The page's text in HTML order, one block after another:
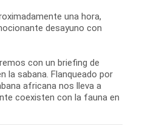
una hora,
desayuno con
con un briefing de
la sabana. Flanqueado por
africana nos lleva a
coexisten con la fauna en